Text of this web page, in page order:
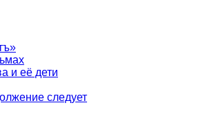
и её дети
следует